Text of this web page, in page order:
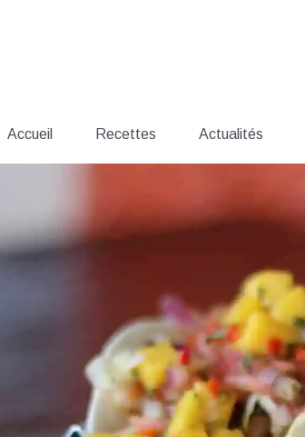
Accueil Recettes Actualités